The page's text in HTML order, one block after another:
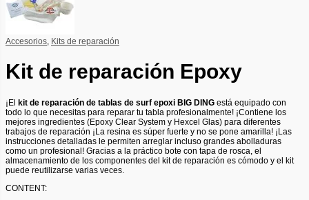
Accesorios, Kits de reparación
Kit de reparación Epoxy
¡El kit de reparación de tablas de surf epoxi BIG DING está equipado con
todo lo que necesitas para reparar tu tabla profesionalmente! ¡Contiene los
mejores ingredientes (Epoxy Clear System y Hexcel Glas) para diferentes
trabajos de reparación ¡La resina es súper fuerte y no se pone amarilla! ¡Las
instrucciones detalladas le permiten arreglar incluso grandes abolladuras
como un profesional! Gracias a la práctico bote con tapa de rosca, el
almacenamiento de los componentes del kit de reparación es cómodo y el kit
puede reutilizarse varias veces.
CONTENT: